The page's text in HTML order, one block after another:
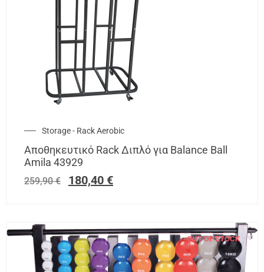
Storage - Rack Aerobic
Αποθηκευτικό Rack Διπλό για Balance Ball
Amila 43929
259,90€ 180,40 €
OUT OF STOCK